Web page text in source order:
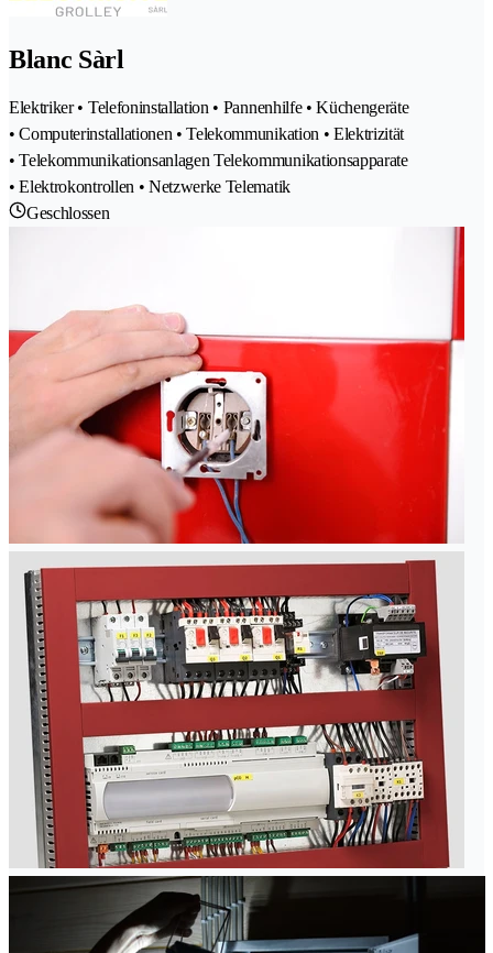
Blanc Sàrl
Elektriker • Telefoninstallation • Pannenhilfe • Küchengeräte
• Computerinstallationen • Telekommunikation • Elektrizität
• Telekommunikationsanlagen Telekommunikationsapparate
• Elektrokontrollen • Netzwerke Telematik
Geschlossen